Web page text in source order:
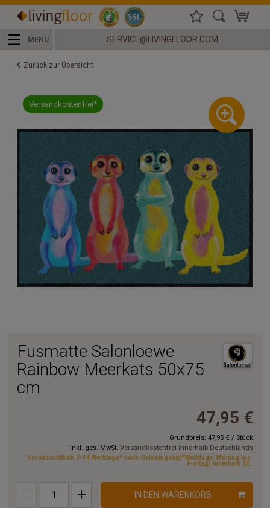
☰ MENU SERVICE@LIVINGFLOOR.COM
Zurück zur Übersicht
Versandkostenfrei*
Fusmatte Salonloewe
Rainbow Meerkats 50x75
cm
47,95 €
Grundpreis: 47,95 € / Stück
inkl. ges. MwSt. Versandkostenfrei innerhalb Deutschlands
Voraussichtlich 7-14 Werktage* nach Geldeingang(*Werktage: Montag bis
Freitag) innerhalb DE
IN DEN WARENKORB